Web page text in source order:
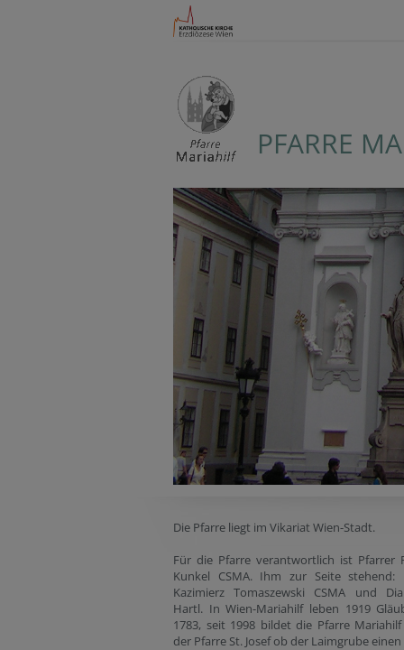
PFARRE
Die Pfarre liegt im Vikariat Wien-Stadt.
Für die Pfarre verantwortlich ist Pfarrer
Kunkel CSMA. Ihm zur Seite stehend:
Kazimierz Tomaszewski CSMA und
Hartl. In Wien-Mariahilf leben 1919
1783, seit 1998 bildet die Pfarre
der Pfarre St. Josef ob der Laimgrube